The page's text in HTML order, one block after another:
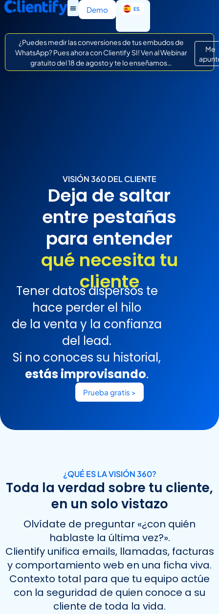
Demo ES
IT
¿Puedes medir las conversiones de tus embudos de
WhatsApp? Pues ahora con Clientify SI! Ven al Webinar
gratuito del 18 de agosto y te lo enseñamos…
Me
VISIÓN 360 DEL CLIENTE
Deja de saltar
entre pestañas
para entender
qué necesita tu
cliente
Tener datos dispersos te
hace perder el hilo
de la venta y la confianza
del lead.
Si no conoces su historial,
estás improvisando.
Prueba gratis >
¿QUÉ ES LA VISIÓN 360?
Toda la verdad sobre tu cliente,
en un solo vistazo
Olvídate de preguntar «¿con quién
hablaste la última vez?».
Clientify unifica emails, llamadas, facturas
y comportamiento web en una ficha viva.
Contexto total para que tu equipo actúe
con la seguridad de quien conoce a su
cliente de toda la vida.